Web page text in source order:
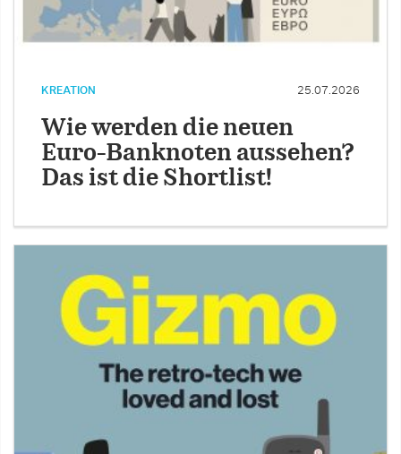
KREATION 25.07.2026
Wie werden die neuen
Euro-Banknoten aussehen?
Das ist die Shortlist!